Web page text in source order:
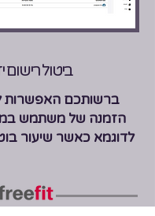
ביטול רישום
ברשותכם האפשרות
הזמנה של משתמש
לדוגמא כאשר שיעור